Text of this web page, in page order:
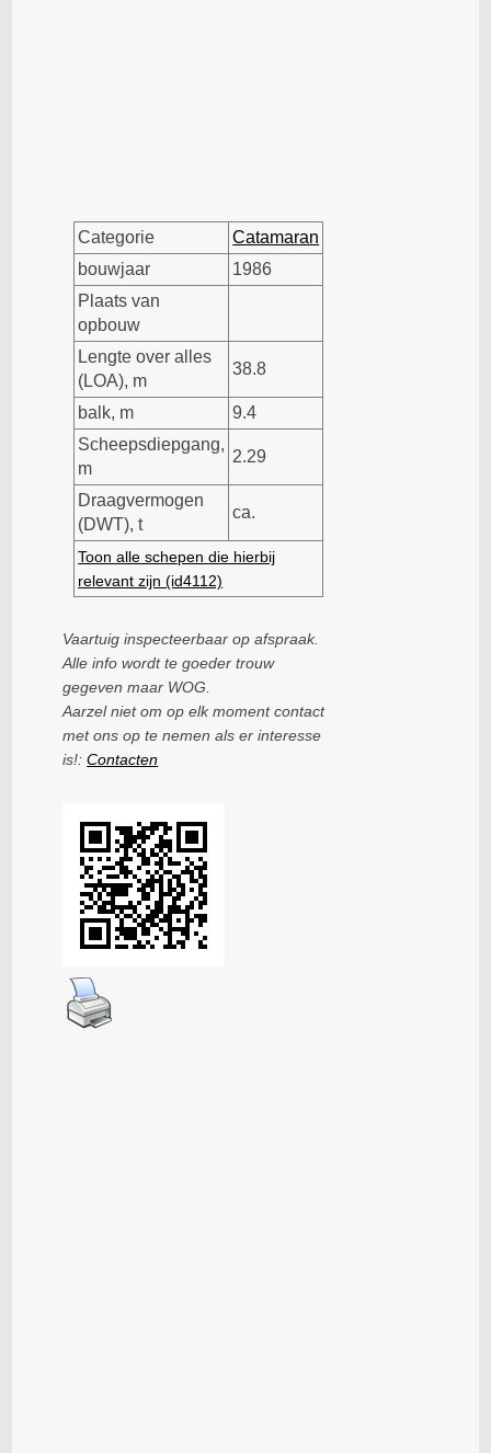
Categorie
Catamaran
bouwjaar
1986
Plaats van
opbouw
Lengte over alles
(LOA), m
38.8
balk, m
9.4
Scheepsdiepgang,
m
2.29
Draagvermogen
(DWT), t
ca.
Toon alle schepen die hierbij
relevant zijn (id4112)
Vaartuig inspecteerbaar op afspraak.
Alle info wordt te goeder trouw
gegeven maar WOG.
Aarzel niet om op elk moment contact
met ons op te nemen als er interesse
is!:Contacten